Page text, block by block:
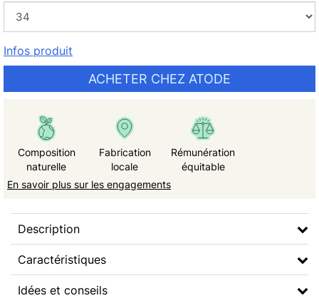
Infos produit
ACHETER CHEZ ATODE
Composition
naturelle
Fabrication
locale
Rémunération
équitable
En savoir plus sur les engagements
Description
Caractéristiques
Idées et conseils